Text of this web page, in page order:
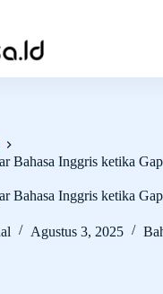
Bahasa Inggris ketika
Bahasa Inggris ketika
Agustus 3, 2025